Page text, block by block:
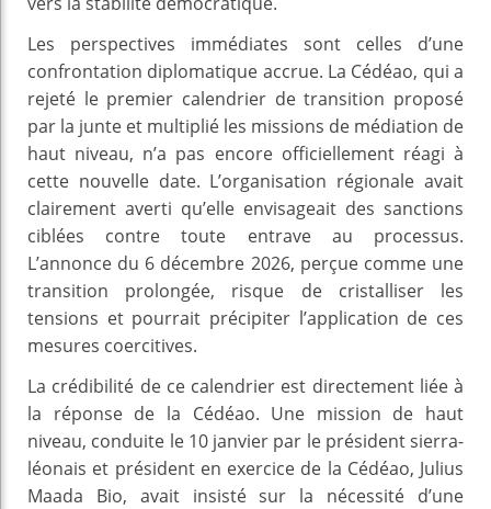
Les perspectives immédiates sont celles d’une
confrontation diplomatique accrue. La Cédéao, qui a
rejeté le premier calendrier de transition proposé
par la junte et multiplié les missions de médiation de
haut niveau, n’a pas encore officiellement réagi à
cette nouvelle date. L’organisation régionale avait
clairement averti qu’elle envisageait des sanctions
ciblées contre toute entrave au processus.
L’annonce du 6 décembre 2026, perçue comme une
transition prolongée, risque de cristalliser les
tensions et pourrait précipiter l’application de ces
mesures coercitives.
La crédibilité de ce calendrier est directement liée à
la réponse de la Cédéao. Une mission de haut
niveau, conduite le 10 janvier par le président sierra-
léonais et président en exercice de la Cédéao, Julius
Maada Bio, avait insisté sur la nécessité d’une